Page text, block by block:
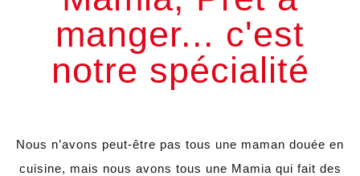
manger... c'est
notre spécialité
Nous n’avons peut-être pas tous une maman douée en
cuisine, mais nous avons tous une Mamia qui fait des